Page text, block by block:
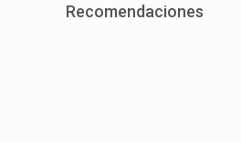
Recomendaciones